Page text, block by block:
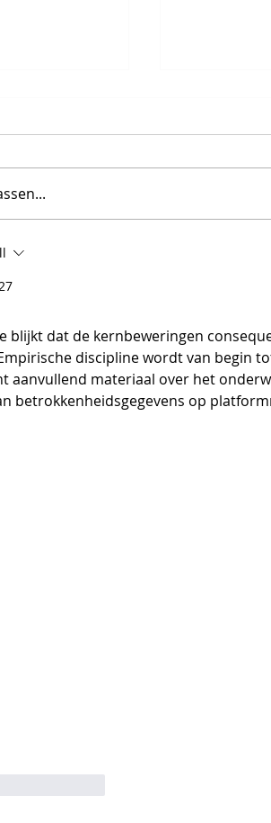
und die
blijkt dat de kernbeweringen
discipline wordt van begin
aanvullend materiaal over het
betrokkenheidsgegevens op